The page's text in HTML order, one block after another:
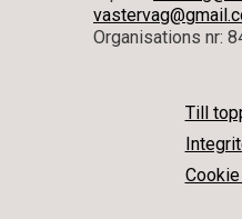
Organisations nr:
Till